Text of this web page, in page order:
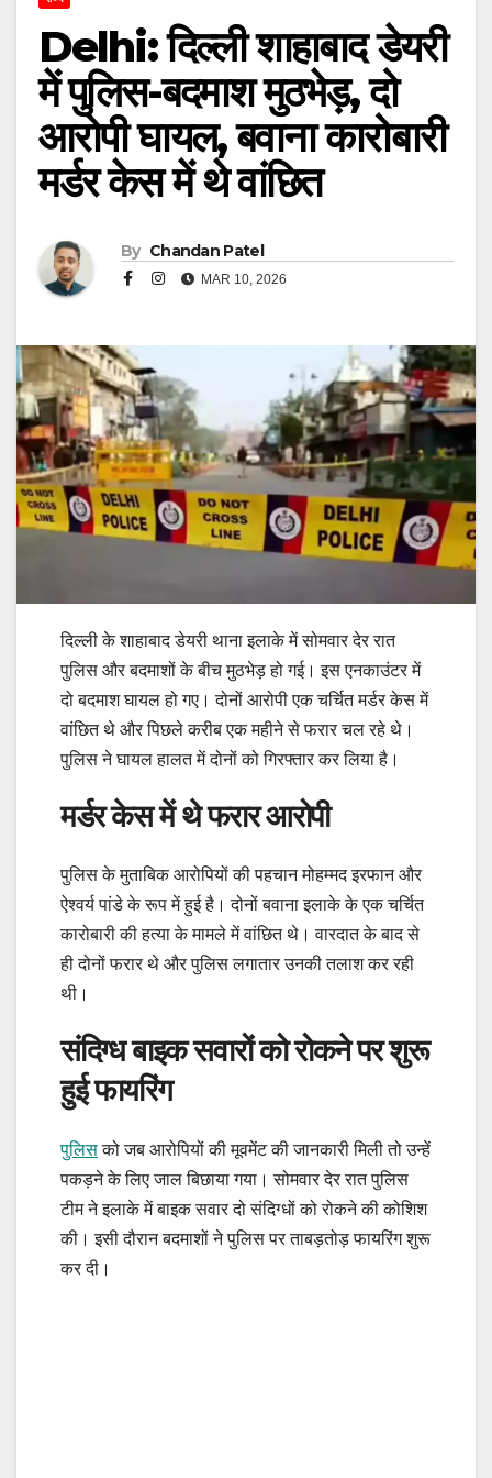
Delhi: दिल्ली शाहाबाद डेयरी
में पुलिस-बदमाश मुठभेड़, दो
आरोपी घायल, बवाना कारोबारी
मर्डर केस में थे वांछित
By Chandan Patel
MAR 10, 2026
दिल्ली के शाहाबाद डेयरी थाना इलाके में सोमवार देर रात
पुलिस और बदमाशों के बीच मुठभेड़ हो गई। इस एनकाउंटर में
दो बदमाश घायल हो गए। दोनों आरोपी एक चर्चित मर्डर केस में
वांछित थे और पिछले करीब एक महीने से फरार चल रहे थे।
पुलिस ने घायल हालत में दोनों को गिरफ्तार कर लिया है।
मर्डर केस में थे फरार आरोपी
पुलिस के मुताबिक आरोपियों की पहचान मोहम्मद इरफान और
ऐश्वर्य पांडे के रूप में हुई है। दोनों बवाना इलाके के एक चर्चित
कारोबारी की हत्या के मामले में वांछित थे। वारदात के बाद से
ही दोनों फरार थे और पुलिस लगातार उनकी तलाश कर रही
थी।
संदिग्ध बाइक सवारों को रोकने पर शुरू
हुई फायरिंग
पुलिसको जब आरोपियों की मूवमेंट की जानकारी मिली तो उन्हें
पकड़ने के लिए जाल बिछाया गया। सोमवार देर रात पुलिस
टीम ने इलाके में बाइक सवार दो संदिग्धों को रोकने की कोशिश
की। इसी दौरान बदमाशों ने पुलिस पर ताबड़तोड़ फायरिंग शुरू
कर दी।